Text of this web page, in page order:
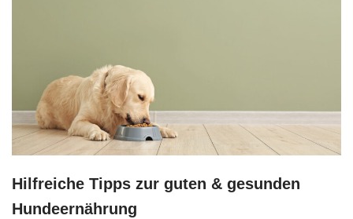
Hilfreiche Tipps zur guten & gesunden
Hundeernährung